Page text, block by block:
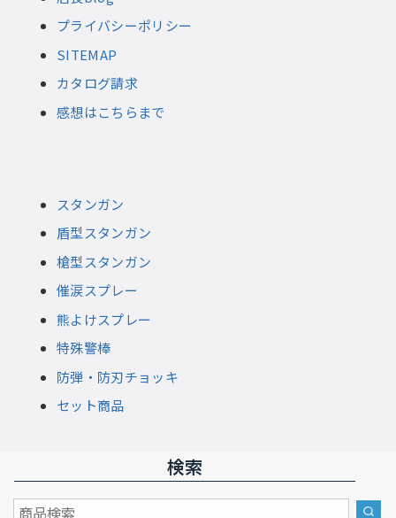
プライバシーポリシー
SITEMAP
カタログ請求
感想はこちらまで
スタンガン
盾型スタンガン
槍型スタンガン
催涙スプレー
熊よけスプレー
特殊警棒
防弾・防刃チョッキ
セット商品
検索